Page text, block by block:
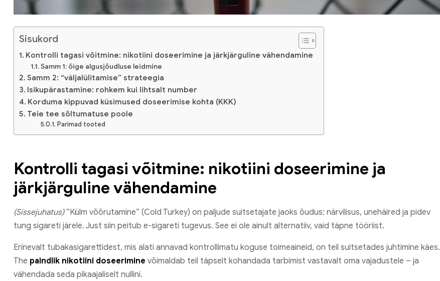
Sisukord
Kontrolli tagasi võitmine: nikotiini doseerimine ja järkjärguline vähendamine
Samm 1: õige algusjõudluse leidmine
Samm 2: “väljalülitamise” strateegia
Isikupärastamine: rohkem kui lihtsalt number
Korduma kippuvad küsimused doseerimise kohta (KKK)
Teie tee sõltumatuse poole
Parimad tooted
Kontrolli tagasi võitmine: nikotiini doseerimine ja
järkjärguline vähendamine
(Sissejuhatus)“Külm võõrutamine” (Cold Turkey) on paljude suitsetajate jaoks õudus: närvilisus, unehäired ja pidev
tung sigareti järele. Just siin peitub e-sigareti tugevus. See ei ole ainult alternatiiv, vaid täpne tööriist.
Erinevalt tubakasigarettidest, mis alati annavad kontrollimatu koguse toimeaineid, on teil suitsetades juhtimine käes.
The paindlik nikotiini doseerimine võimaldab teil täpselt kohandada tarbimist vastavalt oma vajadustele – ja
vähendada seda pikaajaliselt nullini.